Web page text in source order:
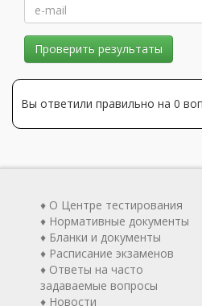
Проверить результаты
Вы ответили правильно на 0
♦ О Центре тестирования
♦ Нормативные документы
♦ Бланки и документы
♦ Расписание экзаменов
♦ Ответы на часто
задаваемые вопросы
♦ Новости